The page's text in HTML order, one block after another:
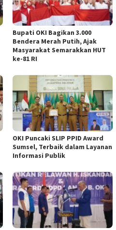
Bupati OKI Bagikan 3.000
Bendera Merah Putih, Ajak
Masyarakat Semarakkan HUT
ke-81 RI
OKI Puncaki SLIP PPID Award
Sumsel, Terbaik dalam Layanan
Informasi Publik